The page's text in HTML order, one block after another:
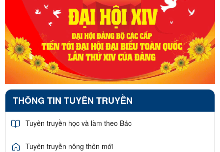
THÔNG TIN TUYÊN TRUYỀN
Tuyên truyền học và làm theo Bác
Tuyên truyền nông thôn mới